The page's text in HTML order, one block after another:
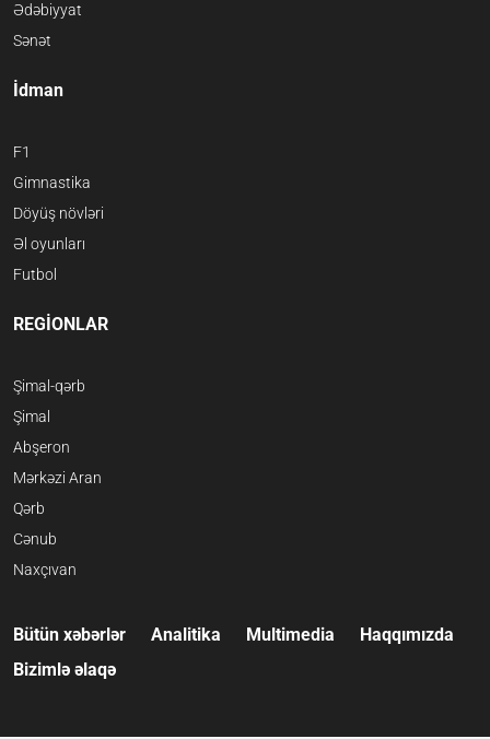
Ədəbiyyat
Sənət
İdman
F1
Gimnastika
Döyüş növləri
Əl oyunları
Futbol
REGİONLAR
Şimal-qərb
Şimal
Abşeron
Mərkəzi Aran
Qərb
Cənub
Naxçıvan
Bütün xəbərlər Analitika Multimedia
Haqqımızda
Bizimlə əlaqə